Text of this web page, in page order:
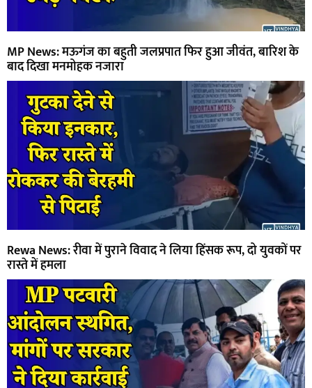
MP News: मऊगंज का बहुती जलप्रपात फिर हुआ जीवंत, बारिश के
बाद दिखा मनमोहक नजारा
Rewa News: रीवा में पुराने विवाद ने लिया हिंसक रूप, दो युवकों पर
रास्ते में हमला